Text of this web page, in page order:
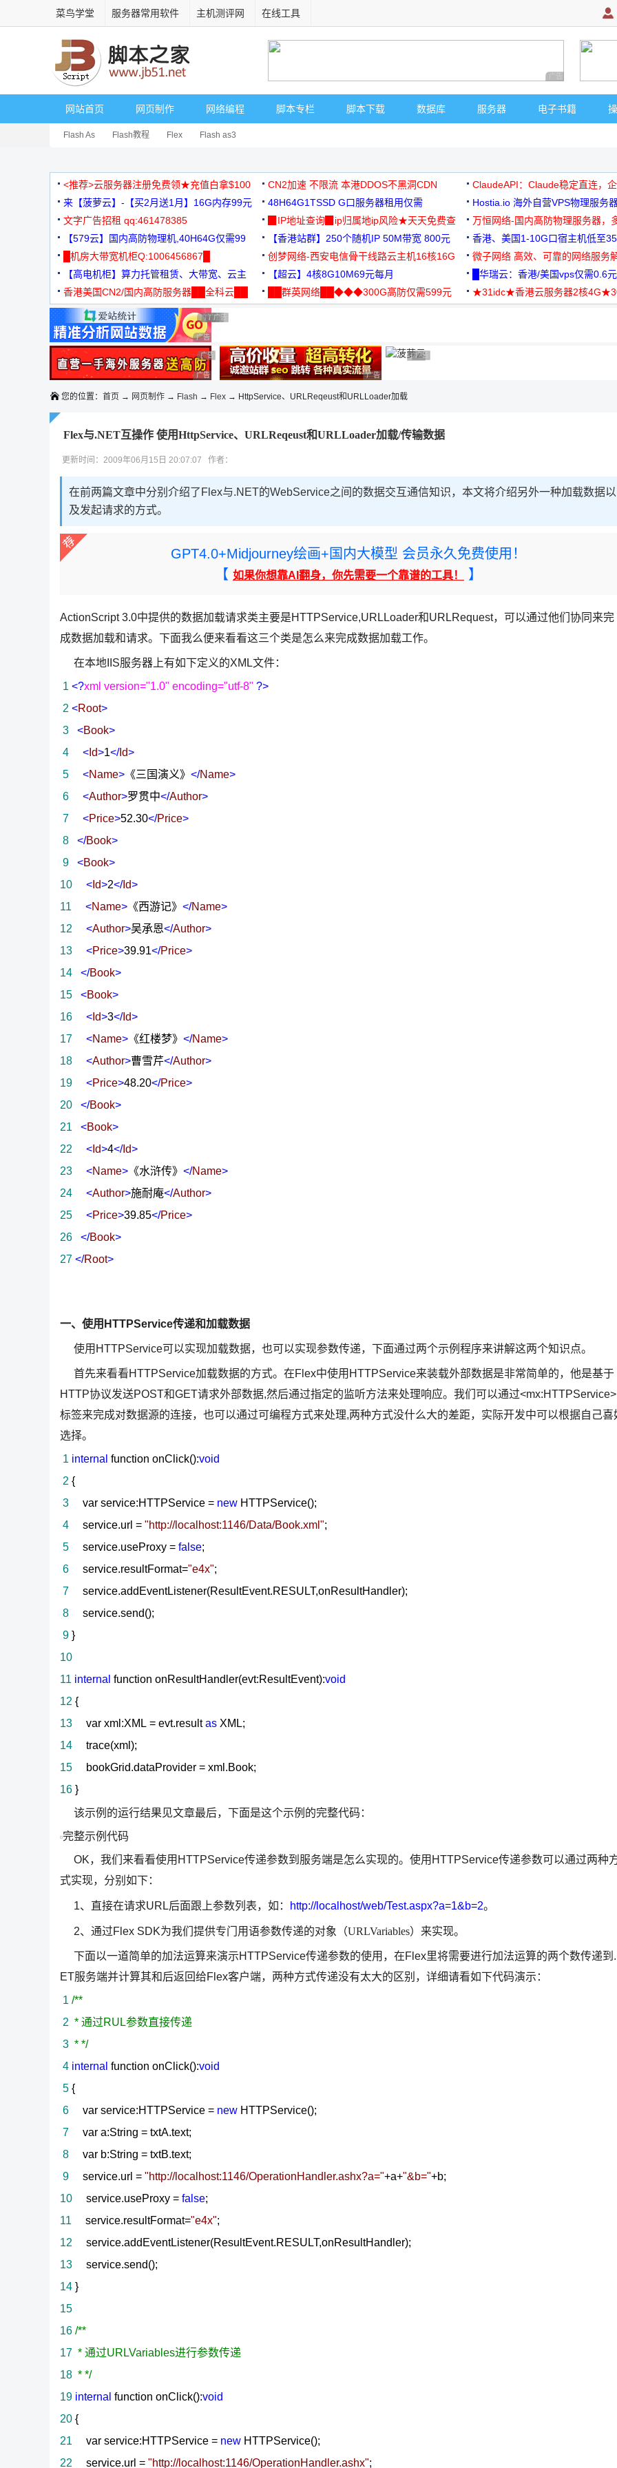
菜鸟学堂 服务器常用软件 主机测评网 在线工具
广告 商业广告，理
网站首页 网页制作 网络编程 脚本专栏 脚本下载 数据库 服务器 电子书籍
Flash As Flash教程 Flex Flash as3
<推荐>云服务器注册免费领★充值白拿$100 CN2加速 不限流 本港DDOS不黑洞CDN
ClaudeAPI：Claude稳定直连，
来【菠萝云】-【买2月送1月】16G内存99元
48H64G1TSSD G口服务器租用仅需
3000+可免费测试
Hostia.io 海外自营VPS物理服务
文字广告招租 qq:461478385
▉IP地址查询▉ip归属地ip风险★天天免费查
万恒网络-国内高防物理服务器，
99元/月起
【579云】国内高防物理机,40H64G仅需99
元
【香港站群】250个随机IP 50M带宽 800元
香港、美国1-10G口宿主机低至
█机房大带宽机柜Q:1006456867█
创梦网络-西安电信骨干线路云主机16核16G
88元/月
微子网络 高效、可靠的网络服务
【高电机柜】算力托管租赁、大带宽、云主
机
【超云】4核8G10M69元每月
█华瑞云：香港/美国vps仅需0.6
香港美国CN2/国内高防服务器██全科云██
██群英网络██◆◆◆300G高防仅需599元
★31idc★香港云服务器2核
广告 商业广告，理性选择
广告 商业广告，理性选择
广告 商业广告，理性选择
广告 商业广告，理性选择
广告 商业广告，理性选择
广告 商业广告，理性选择
广告 商业广告，理性选择
广告 商业广告，理性选择
广告 商业广告，理性选择
广告 商业广告，理性选择
您的位置： 首页 → 网页制作 → Flash → Flex → HttpService、URLReqeust和URLLoader加载
Flex与.NET互操作 使用HttpService、URLReqeust和URLLoader加载/传输数据
更新时间：2009年06月15日 20:07:07 作者：
在前两篇文章中分别介绍了Flex与.NET的WebService之间的数据交互通信知识，本文将介绍另外一种加载数据以
及发起请求的方式。
GPT4.0+Midjourney绘画+国内大模型 会员永久免费使用！
【 如果你想靠AI翻身，你先需要一个靠谱的工具！ 】
ActionScript 3.0中提供的数据加载请求类主要是HTTPService,URLLoader和URLRequest，可以通过他们协同来完
成数据加载和请求。下面我么便来看看这三个类是怎么来完成数据加载工作。
在本地IIS服务器上有如下定义的XML文件：
1 <?xml version="1.0" encoding="utf-8" ?>
2 <Root>
3
<Book>
4
< Id>1</Id>
5
<Name> 《三国演义》 </Name>
6
<Author>罗贯中</Author>
7
<Price>52.30</Price>
8
</Book>
9
<Book>
10
< Id>2</Id>
11
<Name> 《西游记》 </Name>
12
<Author>吴承恩</Author>
13
<Price>39.91</Price>
14
</Book>
15
<Book>
16
< Id>3</Id>
17
<Name> 《红楼梦》 </Name>
18
<Author>曹雪芹</Author>
19
<Price>48.20</Price>
20
</Book>
21
<Book>
22
< Id>4</Id>
23
<Name> 《水浒传》 </Name>
24
<Author>施耐庵</Author>
25
<Price>39.85</Price>
26
</Book>
27 </Root>
一、使用HTTPService传递和加载数据
使用HTTPService可以实现加载数据，也可以实现参数传递，下面通过两个示例程序来讲解这两个知识点。
首先来看看HTTPService加载数据的方式。在Flex中使用HTTPService来装载外部数据是非常简单的，他是基于
HTTP协议发送POST和GET请求外部数据,然后通过指定的监听方法来处理响应。我们可以通过<mx:HTTPService>
标签来完成对数据源的连接，也可以通过可编程方式来处理,两种方式没什么大的差距，实际开发中可以根据自己喜
选择。
1 internal function onClick():void
2 {
3
var service:HTTPService = new HTTPService();
4
service.url = "http://localhost:1146/Data/Book.xml ";
5
service.useProxy = false;
6
service.resultFormat="e4x";
7
service.addEventListener(ResultEvent.RESULT,onResultHandler);
8
service.send();
9 }
10
11 internal function onResultHandler(evt:ResultEvent):void
12 {
13
var xml:XML = evt.resultas XML;
14
trace(xml);
15
bookGrid.dataProvider = xml.Book;
16 }
该示例的运行结果见文章最后，下面是这个示例的完整代码：
完整示例代码
OK，我们来看看使用HTTPService传递参数到服务端是怎么实现的。使用HTTPService传递参数可以通过两种
式实现，分别如下：
1、直接在请求URL后面跟上参数列表，如： http://localhost/web/Test.aspx?a=1&b=2。
2、通过Flex SDK为我们提供专门用语参数传递的对象（URLVariables）来实现。
下面以一道简单的加法运算来演示HTTPService传递参数的使用，在Flex里将需要进行加法运算的两个数传递到
ET服务端并计算其和后返回给Flex客户端，两种方式传递没有太大的区别，详细请看如下代码演示：
1 /**
2 * 通过RUL参数直接传递
3 * */
4 internal function onClick():void
5 {
6
var service:HTTPService = new HTTPService();
7
var a:String = txtA.text;
8
var b:String = txtB.text;
9
service.url = "http://localhost:1146/OperationHandler.ashx?a="+a+"&b="+b;
10
service.useProxy = false;
11
service.resultFormat="e4x";
12
service.addEventListener(ResultEvent.RESULT,onResultHandler);
13
service.send();
14 }
15
16 /**
17 * 通过URLVariables进行参数传递
18 * */
19 internal function onClick():void
20 {
21
var service:HTTPService = new HTTPService();
22
service.url = "http://localhost:1146/OperationHandler.ashx";